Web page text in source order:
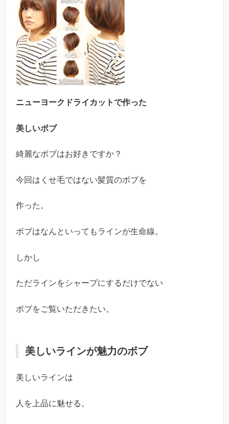
ニューヨークドライカットで作った
美しいボブ
綺麗なボブはお好きですか？
今回はくせ毛ではない髪質のボブを
作った。
ボブはなんといってもラインが生命線。
しかし
ただラインをシャープにするだけでない
ボブをご覧いただきたい。
美しいラインが魅力のボブ
美しいラインは
人を上品に魅せる。